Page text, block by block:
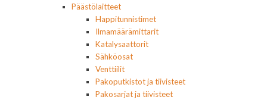
Päästölaitteet
Happitunnistimet
Ilmamäärämittarit
Katalysaattorit
Sähköosat
Venttiilit
Pakoputkistot ja tiivisteet
Pakosarjat ja tiivisteet